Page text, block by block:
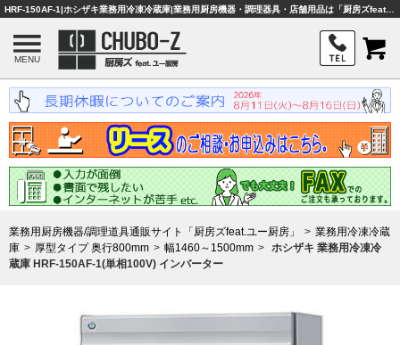
HRF-150AF-1|ホシザキ業務用冷凍冷蔵庫|業務用厨房機器・調理器具・店舗用品は「厨房ズfeat.ユー厨房」
MENU
業務用厨房機器/調理道具通販サイト「厨房ズfeat.ユー厨房」
業務用冷凍冷蔵
庫
厚型タイプ 奥行800mm 幅1460～1500mm
ホシザキ 業務用冷凍冷
蔵庫 HRF-150AF-1(単相100V) インバーター